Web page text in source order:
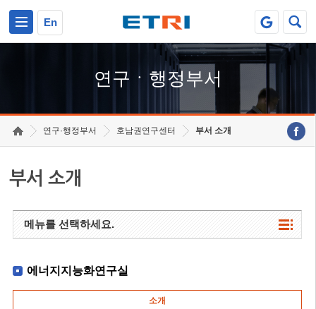
En
연구ㆍ행정부서
연구·행정부서 호남권연구센터 부서 소개
부서 소개
메뉴를 선택하세요.
에너지지능화연구실
소개